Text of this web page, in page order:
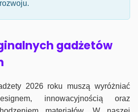
gadżetów
2026 roku muszą wyróżniać
innowacyjnością oraz